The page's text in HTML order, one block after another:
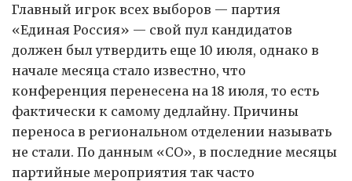
Главный игрок всех выборов — партия
«Единая Россия» — свой пул кандидатов
должен был утвердить еще 10 июля, однако в
начале месяца стало известно, что
конференция перенесена на 18 июля, то есть
фактически к самому дедлайну. Причины
переноса в региональном отделении называть
не стали. По данным «СО», в последние месяцы
партийные мероприятия так часто